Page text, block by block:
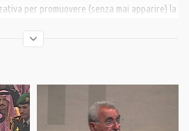
per promuovere (senza mai apparire) la
Tv di Franco Fracassi, giornalista
padroni